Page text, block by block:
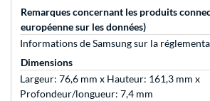
Remarques concernant les produits
européenne sur les données)
Informations de Samsung sur la
Dimensions
Largeur: 76,6 mm x Hauteur: 161,3 mm x
Profondeur/longueur: 7,4 mm